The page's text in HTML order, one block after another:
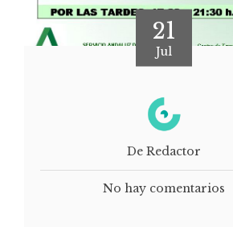
21
Jul
De Redactor
No hay comentarios